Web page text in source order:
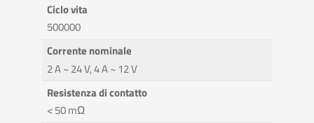
Ciclo vita
500000
Corrente nominale
2 A ~ 24 V, 4 A ~ 12 V
Resistenza di contatto
< 50 mΩ